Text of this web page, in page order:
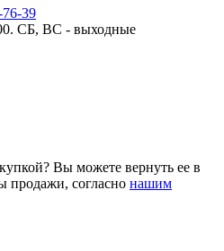
39
СБ, ВС - выходные
Вы можете вернуть ее в
продажи, согласно нашим